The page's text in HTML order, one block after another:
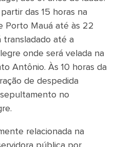
das 15 horas na
Porto Mauá até às 22
transladado até a
onde será velada na
Antônio. Às 10 horas da
de despedida
no
relacionada na